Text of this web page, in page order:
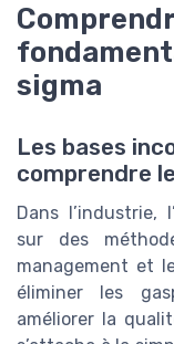
sigma
Les bases
comprendre
Dans l’industrie,
sur des
management et
éliminer les
améliorer la